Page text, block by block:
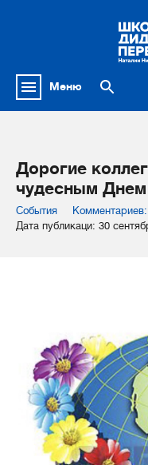
Меню
Дорогие
чудесным
События
Дата публикаци: 30